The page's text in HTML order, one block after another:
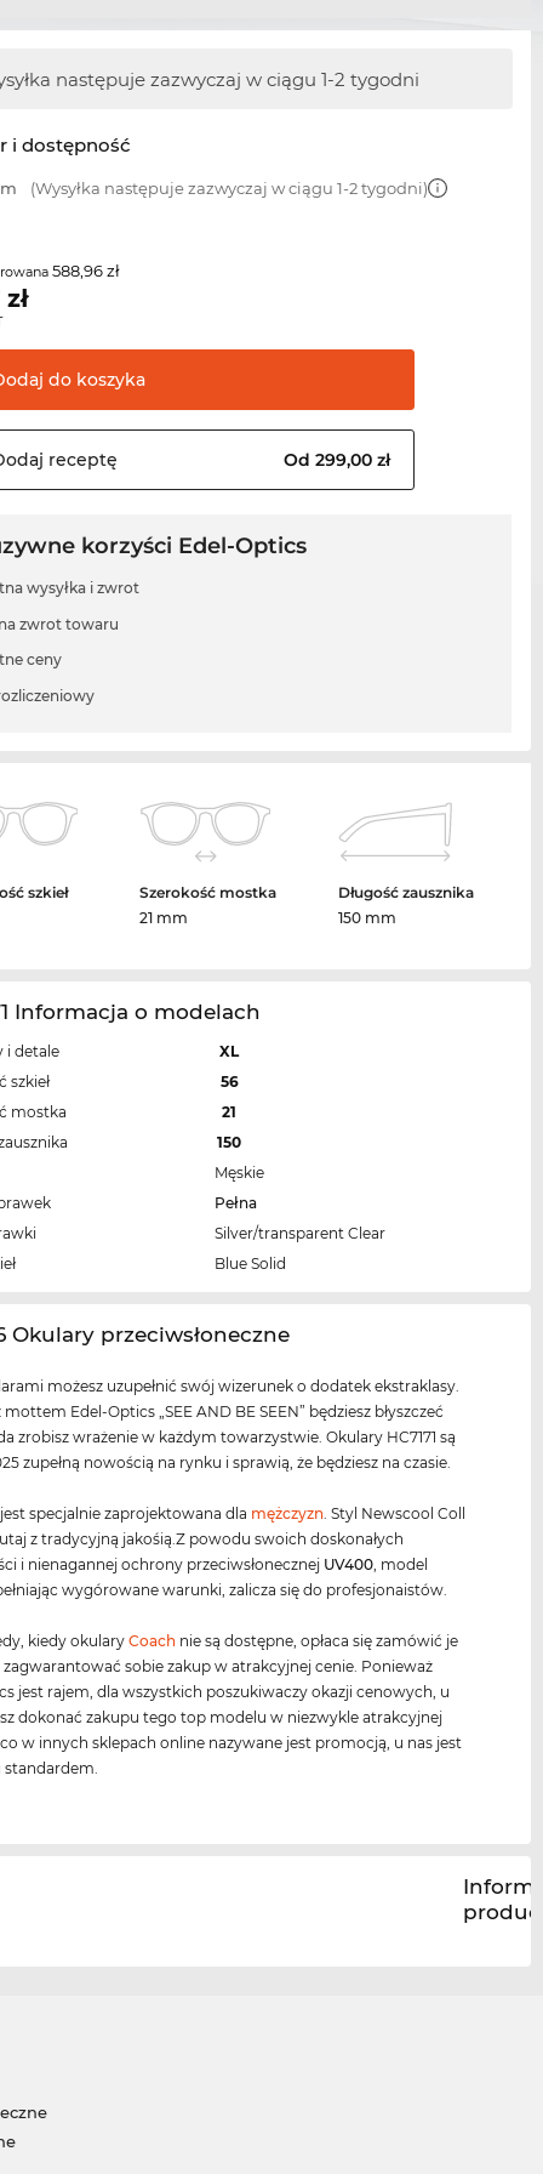
następuje zazwyczaj w ciągu 1-2 tygodni
i dostępność
(Wysyłka następuje zazwyczaj w ciągu 1-2 tygodni)
588,96 zł
zł
do koszyka
receptę Od 299,00 zł
korzyści Edel-Optics
wysyłka i zwrot
zwrot towaru
ceny
szkieł
Szerokość mostka
21 mm
Długość zausznika
150 mm
Informacja o modelach
i detale
XL
szkieł
56
mostka
21
150
Męskie
Pełna
Silver/transparent Clear
Blue Solid
Okulary przeciwsłoneczne
możesz uzupełnić swój wizerunek o dodatek ekstraklasy.
Edel-Optics „SEE AND BE SEEN” będziesz błyszczeć
zrobisz wrażenie w każdym towarzystwie. Okulary HC7171 są
zupełną nowością na rynku i sprawią, że będziesz na czasie.
specjalnie zaprojektowana dla mężczyzn. Styl Newscool Coll
z tradycyjną jakośią.Z powodu swoich doskonałych
i nienagannej ochrony przeciwsłonecznej UV400, model
wygórowane warunki, zalicza się do profesjonaistów.
kiedy okularyCoach nie są dostępne, opłaca się zamówić je
zagwarantować sobie zakup w atrakcyjnej cenie. Ponieważ
jest rajem, dla wszystkich poszukiwaczy okazji cenowych, u
dokonać zakupu tego top modelu w niezwykle atrakcyjnej
co w innych sklepach online nazywane jest promocją, u nas jest
standardem.